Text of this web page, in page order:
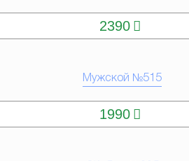
2390
Мужской №515
1990